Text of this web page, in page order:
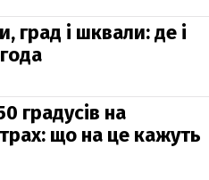
град і шквали: де і
градусів на
що на це кажуть